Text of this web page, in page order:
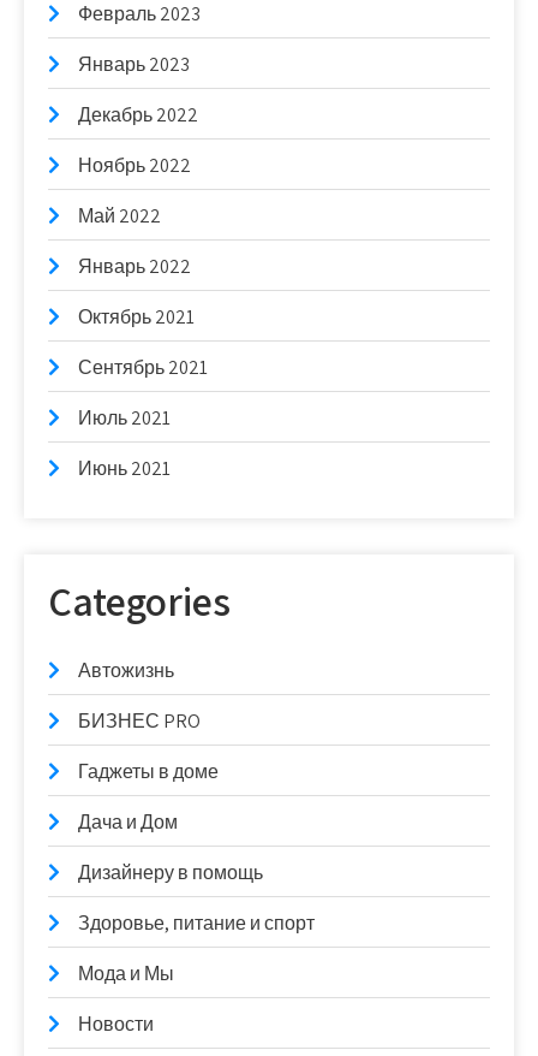
Февраль 2023
Январь 2023
Декабрь 2022
Ноябрь 2022
Май 2022
Январь 2022
Октябрь 2021
Сентябрь 2021
Июль 2021
Июнь 2021
Categories
Автожизнь
БИЗНЕС PRO
Гаджеты в доме
Дача и Дом
Дизайнеру в помощь
Здоровье, питание и спорт
Мода и Мы
Новости